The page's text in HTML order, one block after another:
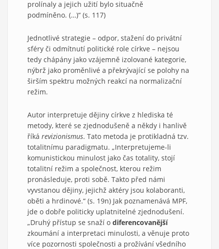
prolínaly a jejich užití bylo situačně
podmíněno. (…)“ (s. 117)
Jednotlivé strategie – odpor, stažení do privátní
sféry či odmítnutí politické role církve – nejsou
tedy chápány jako vzájemně izolované kategorie,
nýbrž jako proměnlivé a překrývající se polohy na
širším spektru možných reakcí na normalizační
režim.
Autor interpretuje dějiny církve z hlediska té
metody, které se zjednodušeně a někdy i hanlivě
říká revizionismus. Tato metoda je protikladná tzv.
totalitnímu paradigmatu. „Interpretujeme-li
komunistickou minulost jako čas totality, stojí
totalitní režim a společnost, kterou režim
pronásleduje, proti sobě. Takto před námi
vyvstanou dějiny, jejichž aktéry jsou kolaboranti,
oběti a hrdinové.“ (s. 19n) Jak poznamenává MPF,
jde o dobře politicky uplatnitelné zjednodušení.
„Druhý přístup se snaží o diferencovanější
zkoumání a interpretaci minulosti, a věnuje proto
více pozornosti společnosti a prožívání všedního